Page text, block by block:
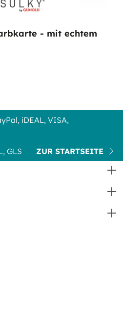
- mit echtem
iDEAL, VISA,
GLS
ZUR STARTSEITE